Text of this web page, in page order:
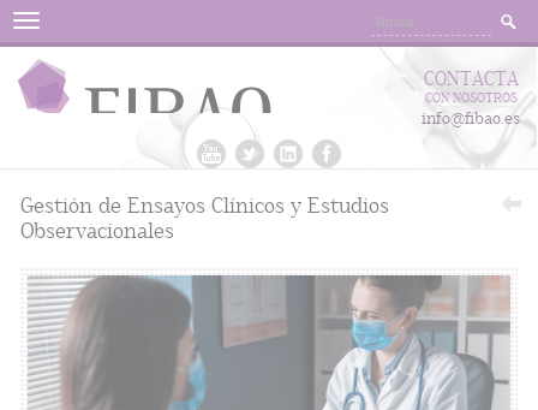
Menu
CONTACTA
CON NOSOTROS
info@fibao.es
Gestión de Ensayos Clínicos y Estudios
Observacionales